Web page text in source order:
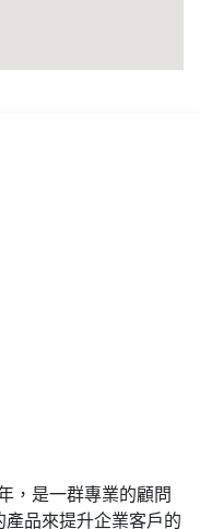
，是一群專業的顧問
品來提升企業客戶的